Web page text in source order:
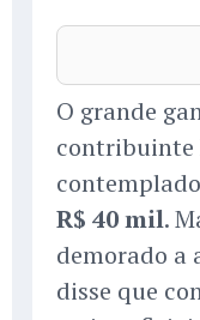
O grande
contribuinte
R$ 40 mil.
demorado a
disse que